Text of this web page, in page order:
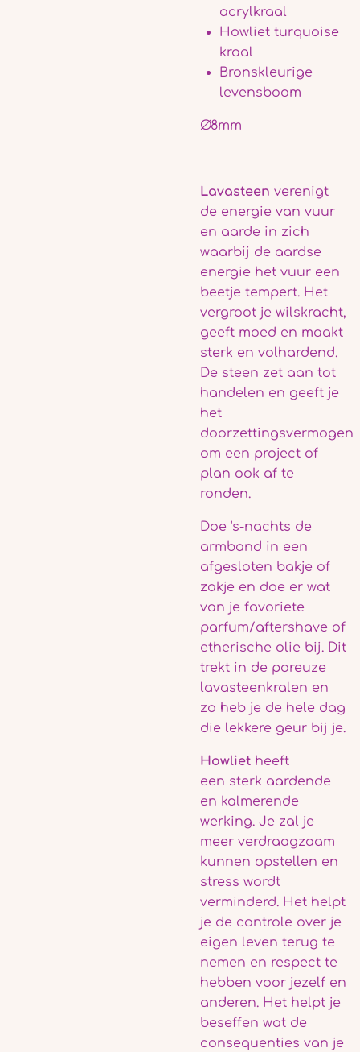
acrylkraal
Howliet turquoise
kraal
Bronskleurige
levensboom
Ø8mm
Lavasteen verenigt
de energie van vuur
en aarde in zich
waarbij de aardse
energie het vuur een
beetje tempert. Het
vergroot je wilskracht,
geeft moed en maakt
sterk en volhardend.
De steen zet aan tot
handelen en geeft je
het
doorzettingsvermogen
om een project of
plan ook af te
ronden.
Doe 's-nachts de
armband in een
afgesloten bakje of
zakje en doe er wat
van je favoriete
parfum/aftershave of
etherische olie bij. Dit
trekt in de poreuze
lavasteenkralen en
zo heb je de hele dag
die lekkere geur bij je.
Howliet heeft
een sterk aardende
en kalmerende
werking. Je zal je
meer verdraagzaam
kunnen opstellen en
stress wordt
verminderd. Het helpt
je de controle over je
eigen leven terug te
nemen en respect te
hebben voor jezelf en
anderen. Het helpt je
beseffen wat de
consequenties van je